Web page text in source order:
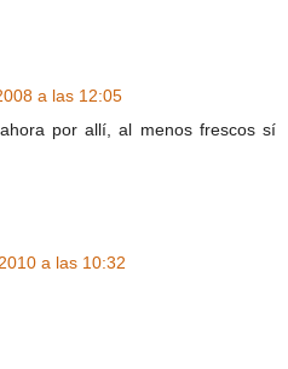
a las 12:05
por allí, al menos frescos sí
a las 10:32